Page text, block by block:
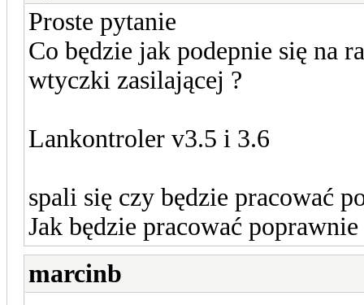
Proste pytanie
Co będzie jak podepnie się na
wtyczki zasilającej ?
Lankontroler v3.5 i 3.6
spali się czy będzie pracować
Jak będzie pracować
marcinb